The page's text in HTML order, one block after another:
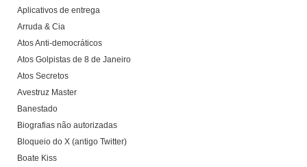
Aplicativos de entrega
Arruda & Cia
Atos Anti-democráticos
Atos Golpistas de 8 de Janeiro
Atos Secretos
Avestruz Master
Banestado
Biografias não autorizadas
Bloqueio do X (antigo Twitter)
Boate Kiss